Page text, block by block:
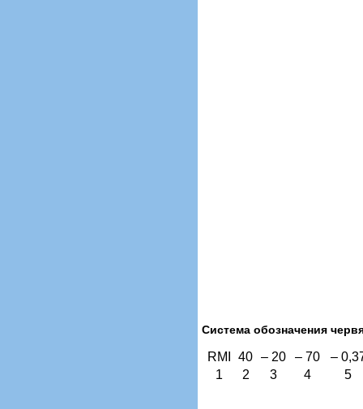
Система обозначения
RMI 40 – 20 – 70
–
1
2 3 4 5